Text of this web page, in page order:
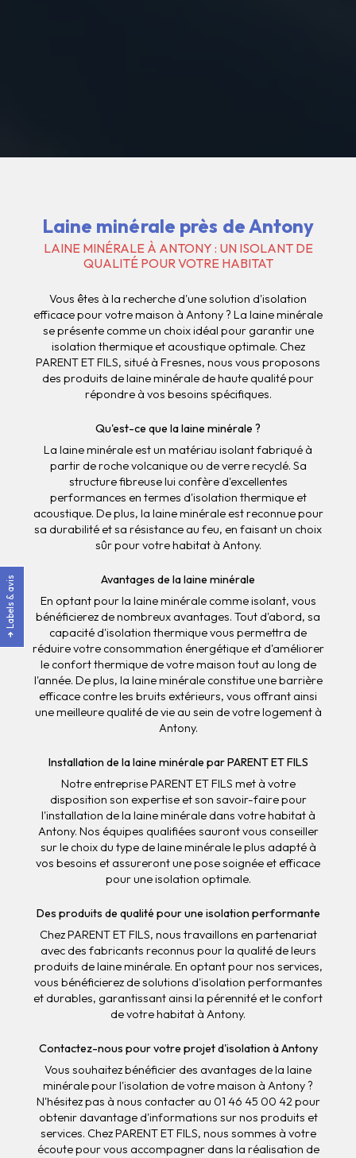
Labels & avis
Laine minérale près de Antony
LAINE MINÉRALE À ANTONY : UN ISOLANT DE
QUALITÉ POUR VOTRE HABITAT
Vous êtes à la recherche d'une solution d'isolation
efficace pour votre maison à Antony ? La laine minérale
se présente comme un choix idéal pour garantir une
isolation thermique et acoustique optimale. Chez
PARENT ET FILS, situé à Fresnes, nous vous proposons
des produits de laine minérale de haute qualité pour
répondre à vos besoins spécifiques.
Qu'est-ce que la laine minérale ?
La laine minérale est un matériau isolant fabriqué à
partir de roche volcanique ou de verre recyclé. Sa
structure fibreuse lui confère d'excellentes
performances en termes d'isolation thermique et
acoustique. De plus, la laine minérale est reconnue pour
sa durabilité et sa résistance au feu, en faisant un choix
sûr pour votre habitat à Antony.
Avantages de la laine minérale
En optant pour la laine minérale comme isolant, vous
bénéficierez de nombreux avantages. Tout d'abord, sa
capacité d'isolation thermique vous permettra de
réduire votre consommation énergétique et d'améliorer
le confort thermique de votre maison tout au long de
l'année. De plus, la laine minérale constitue une barrière
efficace contre les bruits extérieurs, vous offrant ainsi
une meilleure qualité de vie au sein de votre logement à
Antony.
Installation de la laine minérale par PARENT ET FILS
Notre entreprise PARENT ET FILS met à votre
disposition son expertise et son savoir-faire pour
l'installation de la laine minérale dans votre habitat à
Antony. Nos équipes qualifiées sauront vous conseiller
sur le choix du type de laine minérale le plus adapté à
vos besoins et assureront une pose soignée et efficace
pour une isolation optimale.
Des produits de qualité pour une isolation performante
Chez PARENT ET FILS, nous travaillons en partenariat
avec des fabricants reconnus pour la qualité de leurs
produits de laine minérale. En optant pour nos services,
vous bénéficierez de solutions d'isolation performantes
et durables, garantissant ainsi la pérennité et le confort
de votre habitat à Antony.
Contactez-nous pour votre projet d'isolation à Antony
Vous souhaitez bénéficier des avantages de la laine
minérale pour l'isolation de votre maison à Antony ?
N'hésitez pas à nous contacter au 01 46 45 00 42 pour
obtenir davantage d'informations sur nos produits et
services. Chez PARENT ET FILS, nous sommes à votre
écoute pour vous accompagner dans la réalisation de